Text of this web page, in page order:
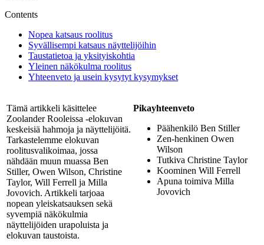
Contents
Nopea katsaus roolitus
Syvällisempi katsaus näyttelijöihin
Taustatietoa ja yksityiskohtia
Yleinen näkökulma roolitus
Yhteenveto ja usein kysytyt kysymykset
Tämä artikkeli käsittelee
Zoolander Rooleissa -elokuvan
keskeisiä hahmoja ja näyttelijöitä.
Tarkastelemme elokuvan
roolitusvalikoimaa, jossa
nähdään muun muassa Ben
Stiller, Owen Wilson, Christine
Taylor, Will Ferrell ja Milla
Jovovich. Artikkeli tarjoaa
nopean yleiskatsauksen sekä
syvempiä näkökulmia
näyttelijöiden urapoluista ja
elokuvan taustoista.
Pikayhteenveto
Päähenkilö Ben Stiller
Zen-henkinen Owen
Wilson
Tutkiva Christine Taylor
Koominen Will Ferrell
Apuna toimiva Milla
Jovovich